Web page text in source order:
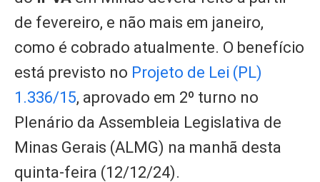
de fevereiro, e não mais em janeiro,
como é cobrado atualmente. O benefício
está previsto no Projeto de Lei (PL)
1.336/15, aprovado em 2º turno no
Plenário da Assembleia Legislativa de
Minas Gerais (ALMG) na manhã desta
quinta-feira (12/12/24).